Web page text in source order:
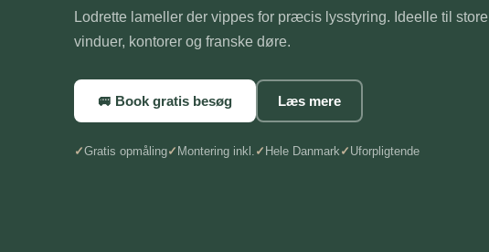
Lodrette lameller der vippes for præcis lysstyring. Ideelle til store
vinduer, kontorer og franske døre.
🚐 Book gratis besøg Læs mere
Gratis opmåling Montering inkl. Hele Danmark Uforpligtende